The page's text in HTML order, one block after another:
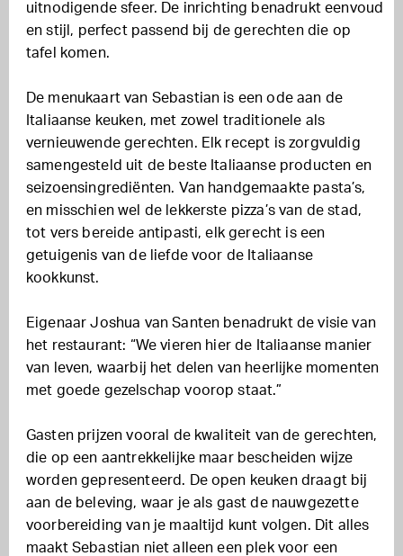
uitnodigende sfeer. De inrichting benadrukt eenvoud
en stijl, perfect passend bij de gerechten die op
tafel komen.
De menukaart van Sebastian is een ode aan de
Italiaanse keuken, met zowel traditionele als
vernieuwende gerechten. Elk recept is zorgvuldig
samengesteld uit de beste Italiaanse producten en
seizoensingrediënten. Van handgemaakte pasta’s,
en misschien wel de lekkerste pizza’s van de stad,
tot vers bereide antipasti, elk gerecht is een
getuigenis van de liefde voor de Italiaanse
kookkunst.
Eigenaar Joshua van Santen benadrukt de visie van
het restaurant: “We vieren hier de Italiaanse manier
van leven, waarbij het delen van heerlijke momenten
met goede gezelschap voorop staat.”
Gasten prijzen vooral de kwaliteit van de gerechten,
die op een aantrekkelijke maar bescheiden wijze
worden gepresenteerd. De open keuken draagt bij
aan de beleving, waar je als gast de nauwgezette
voorbereiding van je maaltijd kunt volgen. Dit alles
maakt Sebastian niet alleen een plek voor een